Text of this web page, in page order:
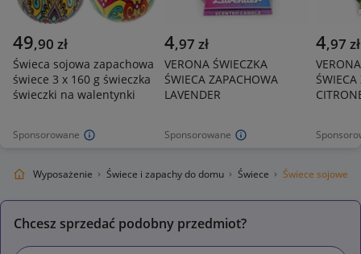
Sponsorowane
49,90 zł
Świeca sojowa zapachowa
świece 3 x 160 g świeczka
świeczki na walentynki
Sponsorowane
4,97 zł
VERONA ŚWIECZKA
ŚWIECA ZAPACHOWA
LAVENDER
4,97 zł
Wyposażenie Świece i zapachy do domu Świece Świece sojowe
Chcesz sprzedać podobny przedmiot?